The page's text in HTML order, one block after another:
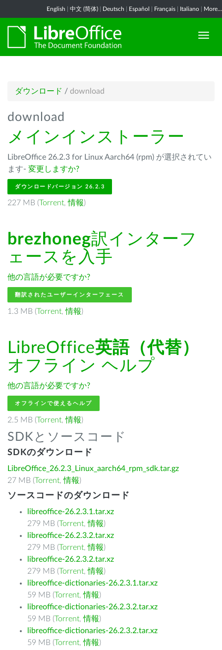
English 中文 (简体) Deutsch Español Français Italiano More...
ダウンロード / download
download
メインインストーラー
LibreOffice 26.2.3 for Linux Aarch64 (rpm) が選択されてい
ます- 変更しますか?
ダウンロードバージョン 26.2.3
227 MB (Torrent,情報)
brezhoneg訳インターフ
ェースを入手
他の言語が必要ですか?
翻訳されたユーザーインターフェース
1.3 MB (Torrent,情報)
LibreOffice英語（代替）
オフライン ヘルプ
他の言語が必要ですか?
オフラインで使えるヘルプ
2.5 MB (Torrent,情報)
SDKとソースコード
SDKのダウンロード
LibreOffice_26.2.3_Linux_aarch64_rpm_sdk.tar.gz
27 MB (Torrent,情報)
ソースコードのダウンロード
libreoffice-26.2.3.1.tar.xz
279 MB (Torrent,情報)
libreoffice-26.2.3.2.tar.xz
279 MB (Torrent,情報)
libreoffice-26.2.3.2.tar.xz
279 MB (Torrent,情報)
libreoffice-dictionaries-26.2.3.1.tar.xz
59 MB (Torrent,情報)
libreoffice-dictionaries-26.2.3.2.tar.xz
59 MB (Torrent,情報)
libreoffice-dictionaries-26.2.3.2.tar.xz
59 MB (Torrent,情報)